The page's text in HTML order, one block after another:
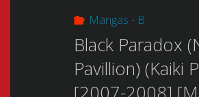
Mangas - B
Black Paradox
Pavillion) (Kaiki